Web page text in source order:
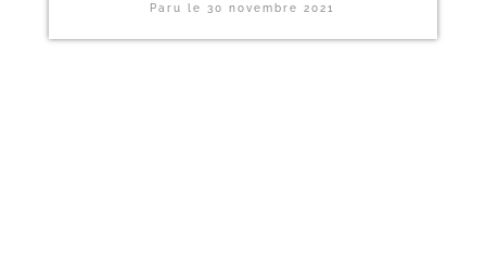
Paru le30 novembre 2021